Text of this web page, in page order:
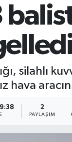
silahlı
hava
2
PAYLAŞIM